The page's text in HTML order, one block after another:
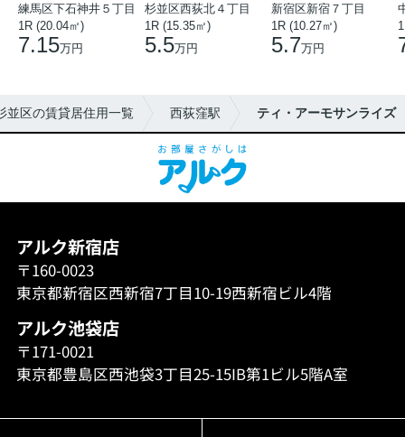
練馬区下石神井５丁目
1R (20.04㎡)
7.15万円
杉並区西荻北４丁目
1R (15.35㎡)
5.5万円
新宿区新宿７丁目
1R (10.27㎡)
5.7万円
並区の賃貸居住用一覧 西荻窪駅 ティ・アーモサンライズ
アルク新宿店
〒160-0023
東京都新宿区西新宿7丁目10-19西新宿ビル4階
アルク池袋店
〒171-0021
東京都豊島区西池袋3丁目25-15IB第1ビル5階A室